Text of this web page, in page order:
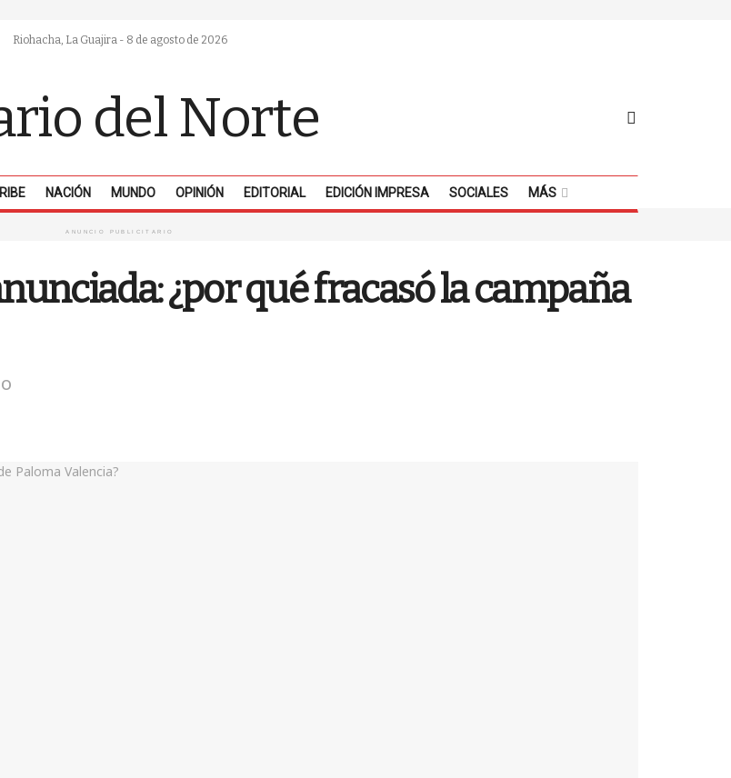
Riohacha, La Guajira - 8 de agosto de 2026
NACIÓN MUNDO OPINIÓN EDITORIAL EDICIÓN IMPRESA SOCIALES MÁS
ANUNCIO PUBLICITARIO
¿por qué fracasó la campaña